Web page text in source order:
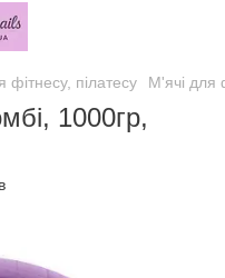
фітнесу, пілатесу М'ячі для
1000гр,